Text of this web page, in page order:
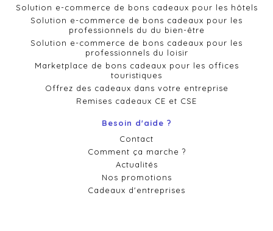
Solution e-commerce de bons cadeaux pour les hôtels
Solution e-commerce de bons cadeaux pour les
professionnels du du bien-être
Solution e-commerce de bons cadeaux pour les
professionnels du loisir
Marketplace de bons cadeaux pour les offices
touristiques
Offrez des cadeaux dans votre entreprise
Remises cadeaux CE et CSE
Besoin d'aide ?
Contact
Comment ça marche ?
Actualités
Nos promotions
Cadeaux d'entreprises